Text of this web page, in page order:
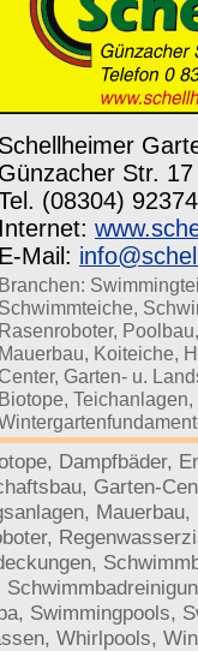
Schellheimer
Günzacher Str.
(08304)
Internet:
E-Mail:
Branchen:
Schwimmteiche,
Rasenroboter, Poolbau
Mauerbau, Koiteiche,
Center, Garten- u.
Biotope, Teichanlagen,
, Dampfbäder,
, Garten-
, Mauerbau,
,
,
, Swimmingpools,
, Whirlpools,